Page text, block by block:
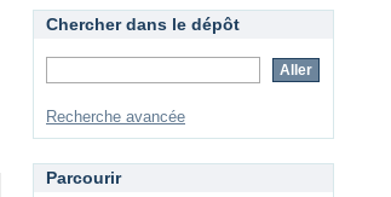
Chercher dans le dépôt
Recherche avancée
Parcourir